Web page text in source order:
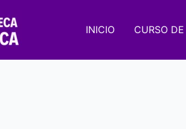
INICIO CURSO